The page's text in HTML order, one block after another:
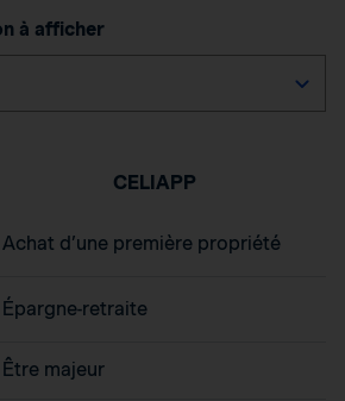
à afficher
CELIAPP
Achat d’une première propriété
Épargne-retraite
Être majeur